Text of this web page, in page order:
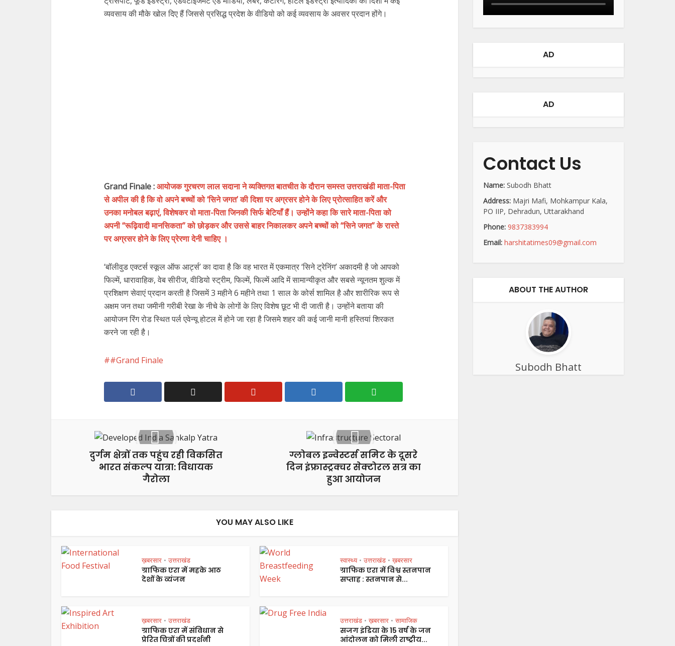
व्यवसाय की मौके खोल दिए हैं जिससे प्रसिद्ध प्रदेश के वीडियो को कई व्यवसाय के अवसर प्रदान होंगे।
Grand Finale :आयोजक गुरचरण लाल सदाना ने व्यक्तिगत बातचीत के दौरान समस्त उत्तराखंडी माता-पिता
से अपील की है कि वो अपने बच्चों को ‘सिने जगत’ की दिशा पर अग्रसर होने के लिए प्रोत्साहित करें और
उनका मनोबल बढ़ाएं, विशेषकर वो माता-पिता जिनकी सिर्फ बेटियाँ हैं। उन्होंने कहा कि सारे माता-पिता को
अपनी “रूढ़िवादी मानसिकता” को छोड़कर और उससे बाहर निकालकर अपने बच्चों को “सिने जगत” के रास्ते
पर अग्रसर होने के लिए प्रेरणा देनी चाहिए ।
‘बॉलीवुड एक्टर्स स्कूल ऑफ आर्ट्स’ का दावा है कि वह भारत में एकमात्र ‘सिने ट्रेनिंग’ अकादमी है जो आपको
फिल्में, धारावाहिक, वेब सीरीज, वीडियो स्ट्रीम, फिल्में, फिल्में आदि में सामान्यीकृत और सबसे न्यूनतम शुल्क में
प्रशिक्षण सेवाएं प्रदान करती है जिसमें 3 महीने 6 महीने तथा 1 साल के कोर्स शामिल है और शारीरिक रूप से
अक्षम जन तथा जमीनी गरीबी रेखा के नीचे के लोगों के लिए विशेष छूट भी दी जाती है। उन्होंने बताया की
आयोजन रिंग रोड स्थित पर्ल एवेन्यू होटल में होने जा रहा है जिसमे शहर की कई जानी मानी हस्तियां शिरकत
करने जा रही है।
#Grand Finale
दुर्गम क्षेत्रों तक पहुंच रही विकसित
भारत संकल्प यात्रा: विधायक
गैरोला
ग्लोबल इन्वेस्टर्स समिट के दूसरे
दिन इंफ्रास्ट्रक्चर सेक्टोरल सत्र का
हुआ आयोजन
YOU MAY ALSO LIKE
ख़बरसार • उत्तराखंड
ग्राफिक एरा में महके आठ
देशों के व्यंजन
स्वास्थ्य • उत्तराखंड • ख़बरसार
ग्राफिक एरा में विश्व स्तनपान
सप्ताह : स्तनपान से...
ख़बरसार • उत्तराखंड
ग्राफिक एरा में संविधान से
प्रेरित चित्रों की प्रदर्शनी
उत्तराखंड • ख़बरसार • सामाजिक
सजग इंडिया के 15 वर्ष के जन
आंदोलन को मिली राष्ट्रीय...
AD
AD
Contact Us
Name: Subodh Bhatt
Address: Majri Mafi, Mohkampur Kala,
PO IIP, Dehradun, Uttarakhand
Phone: 9837383994
Email: harshitatimes09@gmail.com
ABOUT THE AUTHOR
Subodh Bhatt